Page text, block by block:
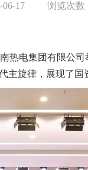
17 浏览次数
热电集团有限公
旋律，展现了国